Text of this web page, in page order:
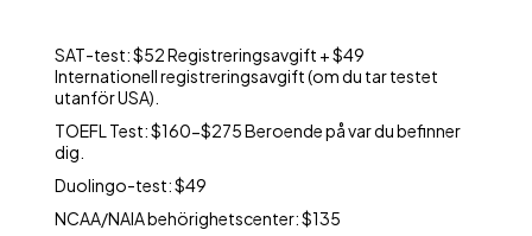
SAT-test: $52 Registreringsavgift + $49
Internationell registreringsavgift (om du tar testet
utanför USA).
TOEFL Test: $160-$275 Beroende på var du befinner
dig.
Duolingo-test: $49
NCAA/NAIA behörighetscenter: $135